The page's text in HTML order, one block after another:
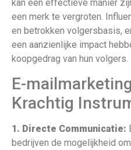
kan een effectieve manier
een merk te vergroten.
en betrokken volgersbasis,
een aanzienlijke impact
koopgedrag van hun volgers.
E-
Krachtig
1. Directe Communicatie:
bedrijven de mogelijkheid